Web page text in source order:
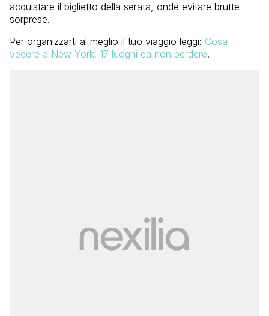
acquistare il biglietto della serata, onde evitare brutte
sorprese.
Per organizzarti al meglio il tuo viaggio leggi: Cosa
vedere a New York: 17 luoghi da non perdere.